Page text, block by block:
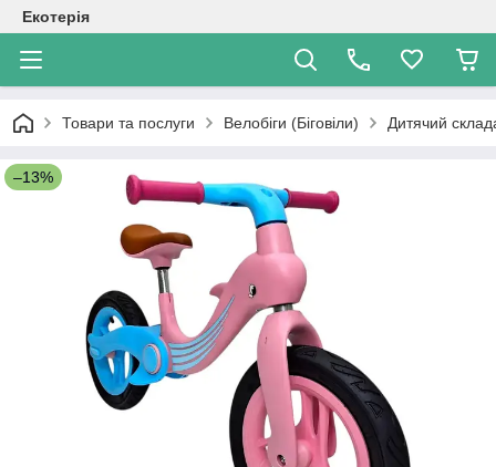
Екотерія
Товари та послуги Велобіги (Біговіли) Дитячий
–13%